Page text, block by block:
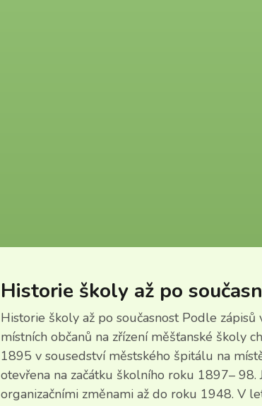
Historie školy až po
Historie školy až po současnost Podle
místních občanů na zřízení měšťanské školy
1895 v sousedství městského špitálu na
otevřena na začátku školního roku 1897–
organizačními změnami až do roku 1948. V